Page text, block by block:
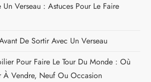
Verseau : Astuces Pour Le Faire
De Sortir Avec Un Verseau
Pour Faire Le Tour Du Monde : Où
À Vendre, Neuf Ou Occasion